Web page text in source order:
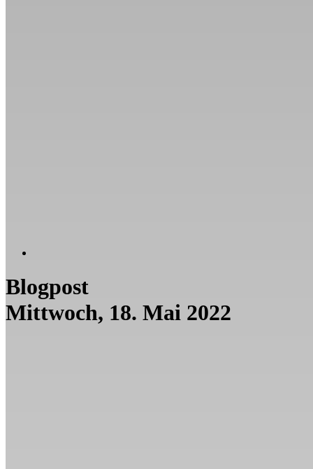
Blogpost
Mittwoch, 18. Mai 2022